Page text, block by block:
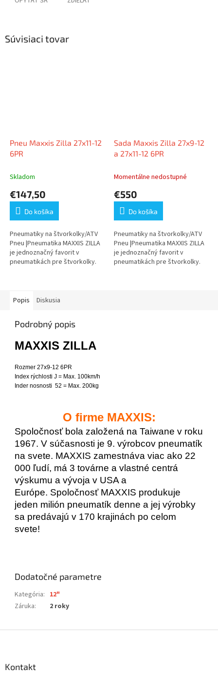
Súvisiaci tovar
Pneu Maxxis Zilla 27x11-12
6PR
Skladom
€147,50
Do košíka
Pneumatiky na štvorkolky/ATV
Pneu |Pneumatika MAXXIS ZILLA
je jednoznačný favorit v
pneumatikách pre štvorkolky.
Sada Maxxis Zilla 27x9-12
a 27x11-12 6PR
Momentálne nedostupné
€550
Do košíka
Pneumatiky na štvorkolky/ATV
Pneu |Pneumatika MAXXIS ZILLA
je jednoznačný favorit v
pneumatikách pre štvorkolky.
Popis Diskusia
Podrobný popis
MAXXIS ZILLA
Rozmer 27x9-12 6PR
Index rýchlosti J = Max. 100km/h
Inder nosnosti 52 = Max. 200kg
O firme MAXXIS:
Spoločnosť bola založená na Taiwane v roku
1967. V súčasnosti je 9. výrobcov pneumatík
na svete. MAXXIS zamestnáva viac ako 22
000 ľudí, má 3 továrne a vlastné centrá
výskumu a vývoja v USA a
Európe. Spoločnosť MAXXIS produkuje
jeden milión pneumatík denne a jej výrobky
sa predávajú v 170 krajinách po celom
svete!
Dodatočné parametre
Kategória: 12"
Záruka: 2 roky
Kontakt